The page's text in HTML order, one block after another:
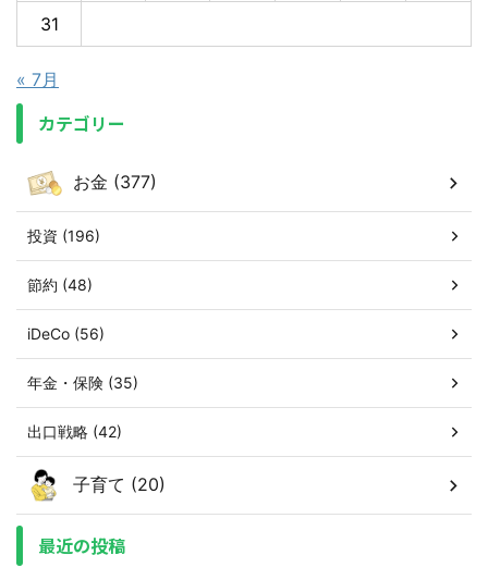
31
« 7月
カテゴリー
お金 (377)
投資 (196)
節約 (48)
iDeCo (56)
年金・保険 (35)
出口戦略 (42)
子育て (20)
最近の投稿